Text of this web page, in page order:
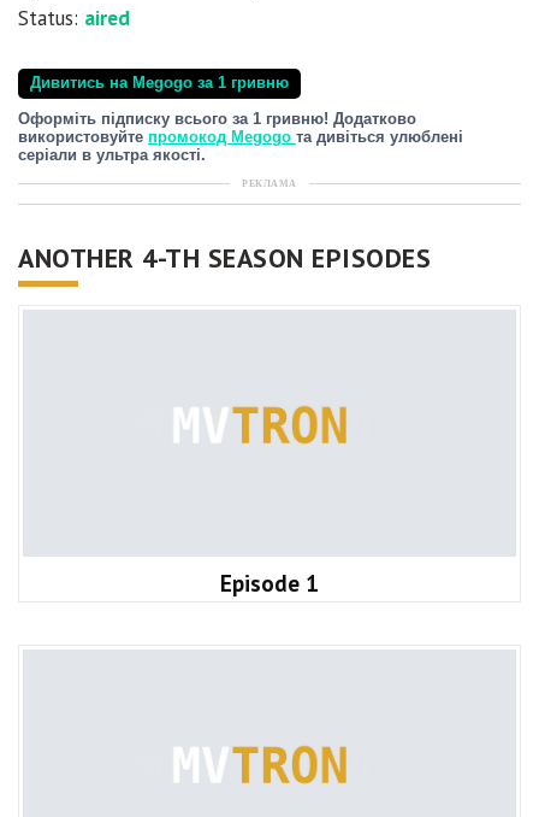
Status: aired
Дивитись на Megogo за 1 гривню
Оформіть підписку всього за 1 гривню! Додатково
використовуйте промокод Megogo та дивіться улюблені
серіали в ультра якості.
РЕКЛАМА
ANOTHER 4-TH SEASON EPISODES
Episode 1